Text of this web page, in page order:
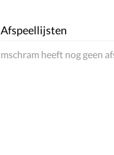
Afspeellijsten
mschram heeft nog geen